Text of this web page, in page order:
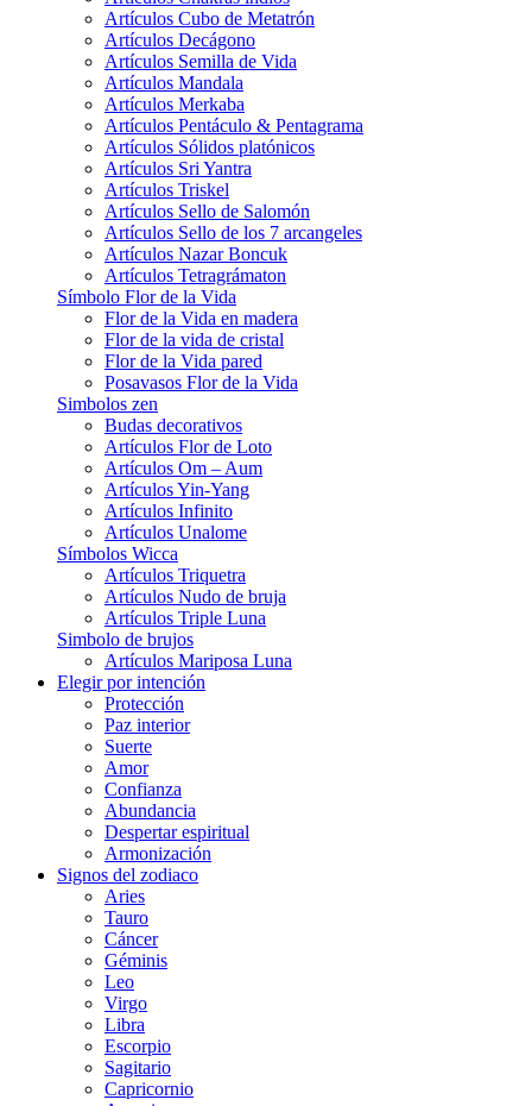
Artículos Cubo de Metatrón
Artículos Decágono
Artículos Semilla de Vida
Artículos Mandala
Artículos Merkaba
Artículos Pentáculo & Pentagrama
Artículos Sólidos platónicos
Artículos Sri Yantra
Artículos Triskel
Artículos Sello de Salomón
Artículos Sello de los 7 arcangeles
Artículos Nazar Boncuk
Artículos Tetragrámaton
Símbolo Flor de la Vida
Flor de la Vida en madera
Flor de la vida de cristal
Flor de la Vida pared
Posavasos Flor de la Vida
Simbolos zen
Budas decorativos
Artículos Flor de Loto
Artículos Om – Aum
Artículos Yin-Yang
Artículos Infinito
Artículos Unalome
Símbolos Wicca
Artículos Triquetra
Artículos Nudo de bruja
Artículos Triple Luna
Simbolo de brujos
Artículos Mariposa Luna
Elegir por intención
Protección
Paz interior
Suerte
Amor
Confianza
Abundancia
Despertar espiritual
Armonización
Signos del zodiaco
Aries
Tauro
Cáncer
Géminis
Leo
Virgo
Libra
Escorpio
Sagitario
Capricornio